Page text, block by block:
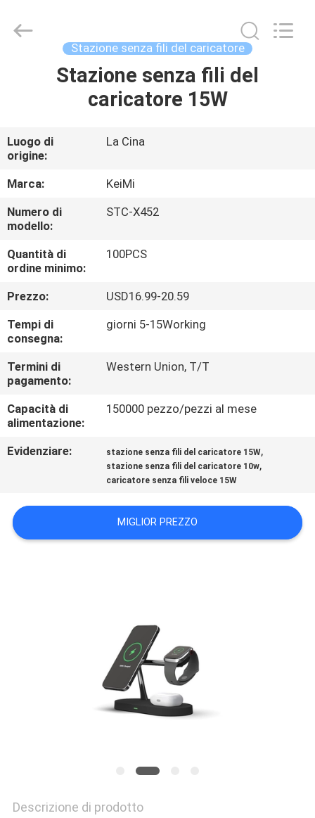
CIRCA
NOI
GIRO
DELLA
CONTROLLO
DI
QUALITÀ
CONTATTICI
CITAZIONE
Industrial
Stazione senza fili del caricatore
Stazione senza fili del
caricatore 15W
Luogo di
origine:
La Cina
Marca:
KeiMi
Numero di
modello:
STC-X452
Quantità di
ordine minimo:
100PCS
Prezzo:
USD16.99-20.59
Tempi di
consegna:
giorni 5-15Working
Termini di
pagamento:
Western Union, T/T
Capacità di
alimentazione:
150000 pezzo/pezzi al mese
Evidenziare: stazione senza fili del caricatore 15W,
stazione senza fili del caricatore 10w,
caricatore senza fili veloce 15W
MIGLIOR PREZZO
Descrizione di prodotto